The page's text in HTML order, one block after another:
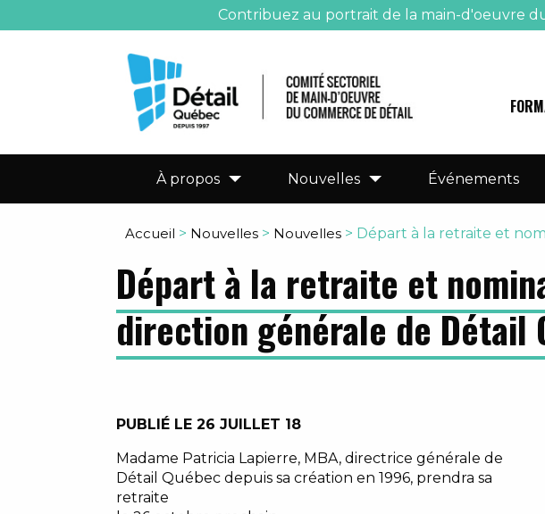
Contribuez au portrait de la main-d'oeuvre
À propos Nouvelles Événements
Accueil > Nouvelles> Nouvelles> Départ à la retraite et
Départ à la retraite et
direction générale de Détail
PUBLIÉ LE 26 JUILLET 18
Madame Patricia Lapierre, MBA, directrice générale de
Détail Québec depuis sa création en 1996, prendra sa
retraite